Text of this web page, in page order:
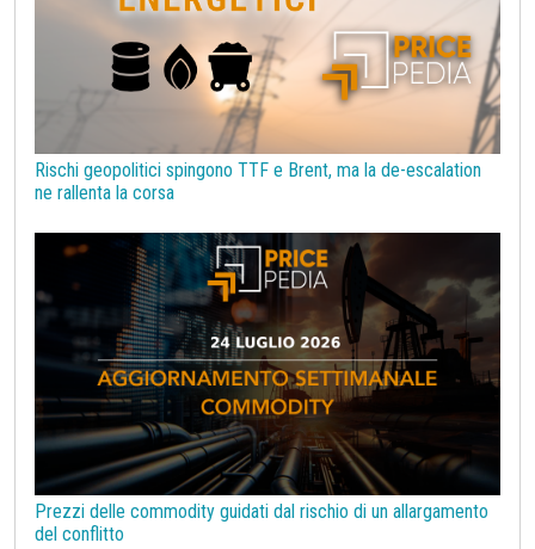
Rischi geopolitici spingono TTF e Brent, ma la de-escalation
ne rallenta la corsa
Prezzi delle commodity guidati dal rischio di un allargamento
del conflitto